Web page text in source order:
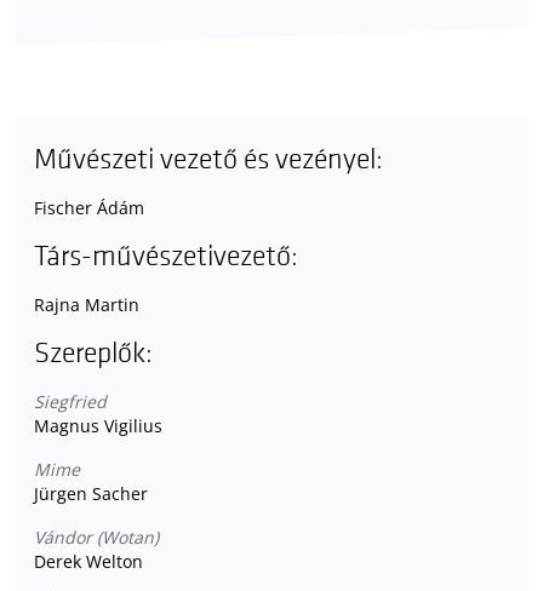
Művészeti vezető és vezényel:
Fischer Ádám
Társ-művészetivezető:
Rajna Martin
Szereplők:
Siegfried
Magnus Vigilius
Mime
Jürgen Sacher
Vándor (Wotan)
Derek Welton